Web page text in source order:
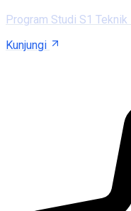
Program Studi S1
Kunjungi